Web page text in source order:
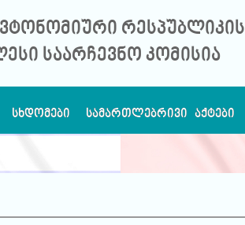
რესპუბლიკის
საარჩევნო კომისია
ᲡᲮᲓᲝᲛᲔᲑᲘ ᲡᲐᲛᲐᲠᲗᲚᲔᲑᲠᲘᲕᲘ ᲐᲥᲢᲔᲑᲘ